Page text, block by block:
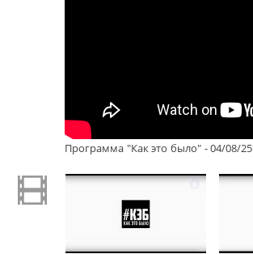
Программа "Как это было" - 04/08/25